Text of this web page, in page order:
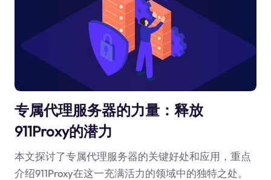
专属代理服务器的力量：释放
911Proxy的潜力
本文探讨了专属代理服务器的关键好处和应用，重点
介绍911Proxy在这一充满活力的领域中的独特之处。